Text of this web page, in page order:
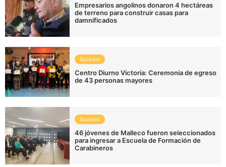
Empresarios angolinos donaron 4 hectáreas
de terreno para construir casas para
damnificados
Sucesos
Centro Diurno Victoria: Ceremonia de egreso
de 43 personas mayores
Sucesos
46 jóvenes de Malleco fueron seleccionados
para ingresar a Escuela de Formación de
Carabineros